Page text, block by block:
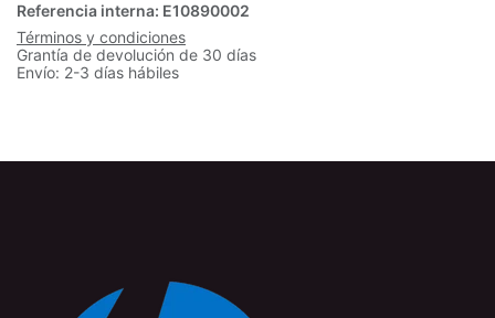
Referencia interna: E10890002
Términos y condiciones
Grantía de devolución de 30 días
Envío: 2-3 días hábiles